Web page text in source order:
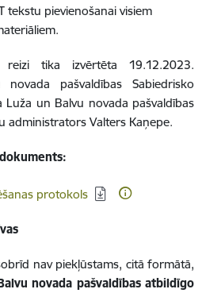
tekstu pievienošanai visiem
tika izvērtēta 19.12.2023.
pašvaldības Sabiedrisko
Luža un Balvu novada pašvaldības
Valters Kaņepe.
protokols
nav piekļūstams, citā formātā,
novada pašvaldības atbildīgo